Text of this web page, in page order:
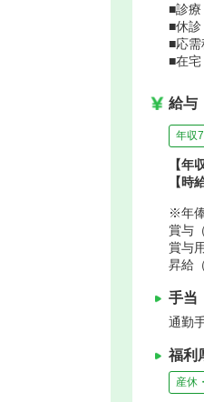
■診
■休診
■応需
■在宅
給与
年収
【年
【時
※年
賞与
賞与
昇給
手当
通勤
福利
産休